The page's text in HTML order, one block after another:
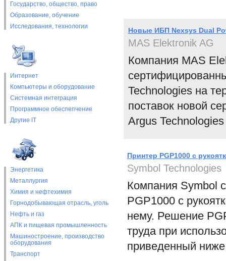
Государство, общество, право
Образование, обучение
Исследования, технологии
Интернет
Компьютеры и оборудование
Системная интеграция
Программное обеспепчение
Другие IT
Энергетика
Металлургия
Химия и нефтехимия
Горнодобывающая отрасль, уголь
Нефть и газ
АПК и пищевая промышленность
Машиностроение, производство
оборудования
Транспорт
Новые ИБП Nexsys Dual
MAS Elektronik AG
Компания MAS
Technologies на
поставок новой
Argus
Принтер PGP1000 с
Symbol Technologies
Компания Symbol
PGP1000 с
нему. Решение
труда при
приведенный